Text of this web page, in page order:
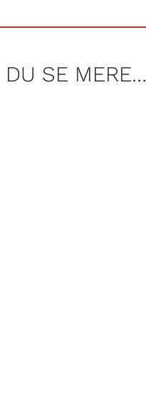
DU SE MERE…